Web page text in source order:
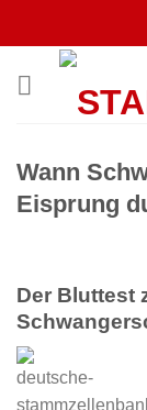
springen
Wann
Eisprung
Der Bluttest